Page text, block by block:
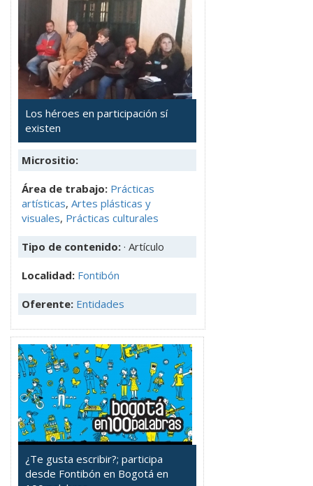
Los héroes en participación sí
existen
Micrositio:
Área de trabajo: Prácticas
artísticas, Artes plásticas y
visuales, Prácticas culturales
Tipo de contenido: · Artículo
Localidad: Fontibón
Oferente: Entidades
¿Te gusta escribir?; participa
desde Fontibón en Bogotá en